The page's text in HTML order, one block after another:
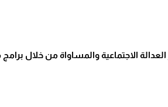
الاجتماعية والمساواة من خلال